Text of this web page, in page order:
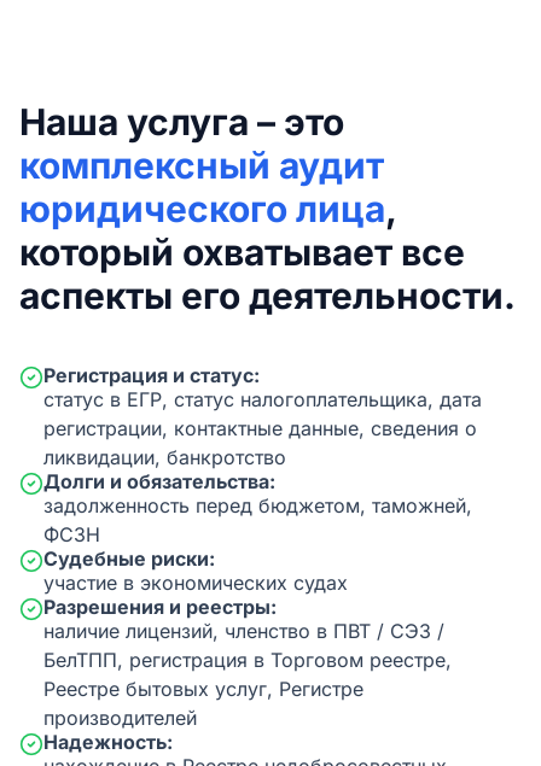
Наша услуга – это
комплексный аудит
юридического лица,
который охватывает все
аспекты его деятельности.
Регистрация и статус:
статус в ЕГР, статус налогоплательщика, дата
регистрации, контактные данные, сведения о
ликвидации, банкротство
Долги и обязательства:
задолженность перед бюджетом, таможней,
ФСЗН
Судебные риски:
участие в экономических судах
Разрешения и реестры:
наличие лицензий, членство в ПВТ / СЭЗ /
БелТПП, регистрация в Торговом реестре,
Реестре бытовых услуг, Регистре
производителей
Надежность: